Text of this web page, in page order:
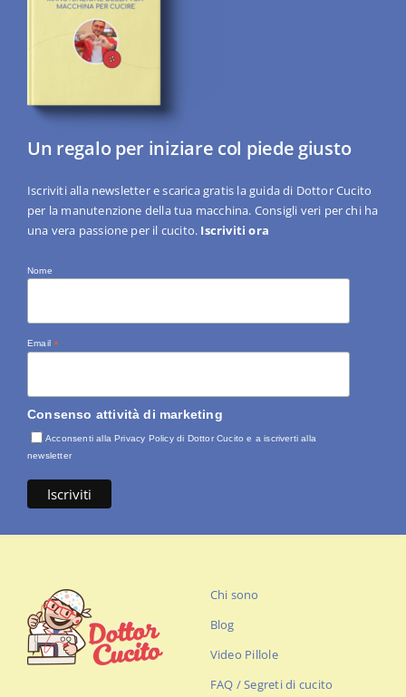
Un regalo per iniziare col piede giusto
Iscriviti alla newsletter e scarica gratis la guida di Dottor Cucito
per la manutenzione della tua macchina. Consigli veri per chi ha
una vera passione per il cucito. Iscriviti ora
Nome
Email*
Consenso attività di marketing
Acconsenti alla Privacy Policy di Dottor Cucito e a iscriverti alla
newsletter
Chi sono
Blog
Video Pillole
FAQ / Segreti di cucito